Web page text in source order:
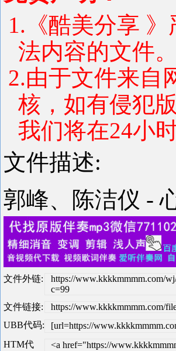
1.《酷美分享
法内容的文件
2.由于文件来自
核，如有侵犯
我们将在24小
文件描述:
郭峰、陈洁仪 -
文件外链:
https://www.kkkkmmmm.com/
c=99
文件链接:
https://www.kkkkmmmm.com/
UBB代码:
[url=https://
HTM代
<a href="https://